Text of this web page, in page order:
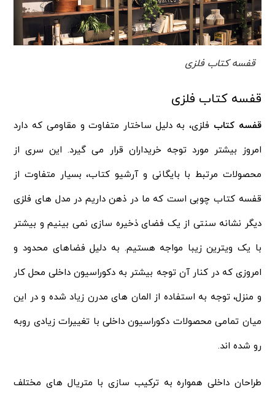
قفسه کتاب فلزی
قفسه کتاب فلزی
قفسه کتاب فلزی، به دلیل ساختار متفاوت و مقاومی که دارد
امروز بیشتر مورد توجه خریداران قرار می گیرد. این سری از
محصولات مرتبط با بایگانی و آرشیو کتاب، بسیار متفاوت از
قفسه کتاب چوبی است که ما در ذهن داریم در مدل های فلزی
دیگر نشانه سنتی از یک فضای ذخیره سازی نمی بینیم و بیشتر
با یک ویترین زیبا مواجه هستیم. به دلیل فضاهای محدود و
امروزی که در کنار آن توجه بیشتر به دکوراسیون داخلی محل کار
و منزل، توجه به استفاده از المان های مدرن زیاد شده و در این
میان تمامی محصولات دکوراسیون داخلی با تغییرات زیادی روبه
رو شده اند.
طراحان داخلی همواره به ترکیب سازی با متریال‌ های مختلف